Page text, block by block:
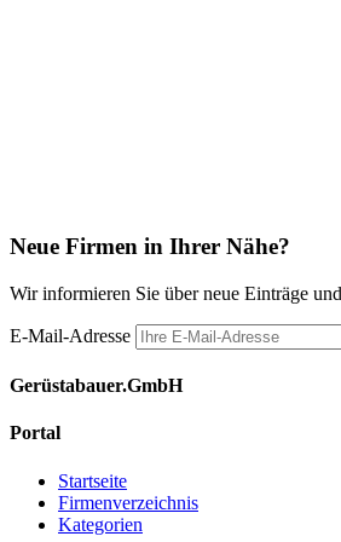
Neue Firmen in Ihrer Nähe?
Wir informieren Sie über neue Einträge
E-Mail-Adresse
Gerüstabauer.GmbH
Portal
Startseite
Firmenverzeichnis
Kategorien